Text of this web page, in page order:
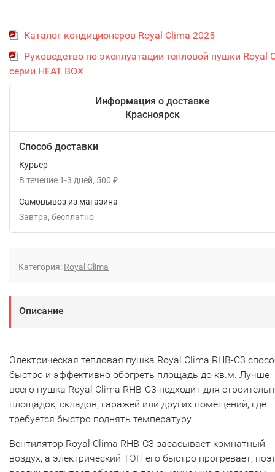
Каталог кондиционеров Royal Clima 2025
Руководство по эксплуатации тепловой пушки Royal
серии HEAT BOX
Информация о доставке
Красноярск
Способ доставки
Курьер
В течение 1-3 дней 500 ₽
Самовывоз из магазина
Завтра
Бесплатно
Категория: Royal Clima
Описание
Электрическая тепловая пушка Royal Clima RHB-C3
быстро и эффективно обогреть площадь до кв.м. Лучше
всего пушка Royal Clima RHB-C3 подходит для
площадок, складов, гаражей или других помещений, где
требуется быстро поднять температуру.
Вентилятор Royal Clima RHB-C3 засасывает комнатный
воздух, а электрический ТЭН его быстро прогревает,